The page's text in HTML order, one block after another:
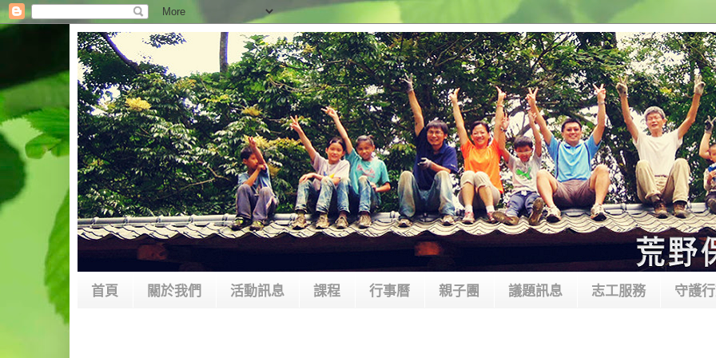
首頁 關於我們 活動訊息 課程 行事曆 親子團 議題訊息 志工服務 守護